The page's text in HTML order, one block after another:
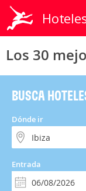
Los 30
BUSCA
Dónde ir
Entrada